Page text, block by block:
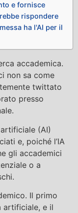
e fornisce
rispondere
ha l'AI per il
accademica.
non sa come
twittato
presso
(AI)
e, poiché l’IA
gli accademici
o a
Il primo
artificiale, e il